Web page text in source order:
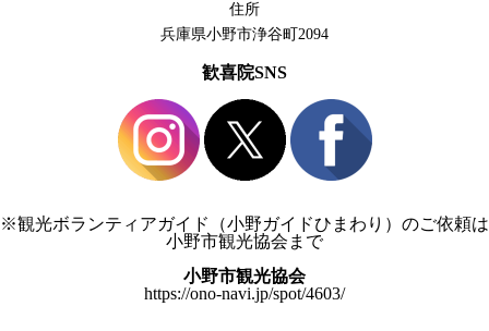
住所
兵庫県小野市浄谷町2094
歓喜院SNS
※観光ボランティアガイド（小野ガイドひまわり）のご依頼は
小野市観光協会まで
小野市観光協会
https://ono-navi.jp/spot/4603/